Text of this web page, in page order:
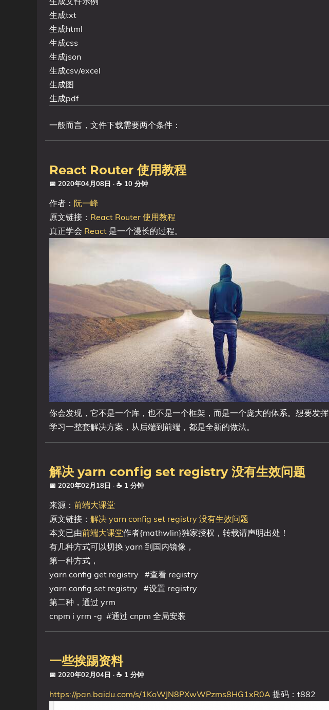
生成txt
生成html
生成css
生成json
生成csv/excel
生成图
生成pdf
一般而言，文件下载需要两个条件：
React Router 使用教程
📅 2020年04月08日 · ☕ 10 分钟
作者： 阮一峰
原文链接： React Router 使用教程
真正学会 React 是一个漫长的过程。
你会发现，它不是一个库，也不是一个框架，而是一个庞大的体系。想要发
学习一整套解决方案，从后端到前端，都是全新的做法。
解决 yarn config set registry 没有生效问题
📅 2020年02月18日 · ☕ 1 分钟
来源： 前端大课堂
原文链接： 解决 yarn config set registry 没有生效问题
本文已由前端大课堂作者{mathwlin}独家授权，转载请声明出处！
有几种方式可以切换 yarn 到国内镜像，
第一种方式，
yarn config get registry #查看 registry
yarn config set registry #设置 registry
第二种，通过 yrm
cnpm i yrm -g #通过 cnpm 全局安装
一些挨踢资料
📅 2020年02月04日 · ☕ 1 分钟
https://pan.baidu.com/s/1KoWJN8PXwWPzms8HG1xR0A 提码：t882